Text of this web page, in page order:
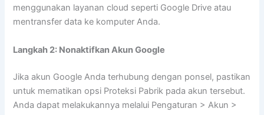
menggunakan layanan cloud seperti Google Drive atau
mentransfer data ke komputer Anda.
Langkah 2: Nonaktifkan Akun Google
Jika akun Google Anda terhubung dengan ponsel, pastikan
untuk mematikan opsi Proteksi Pabrik pada akun tersebut.
Anda dapat melakukannya melalui Pengaturan > Akun >